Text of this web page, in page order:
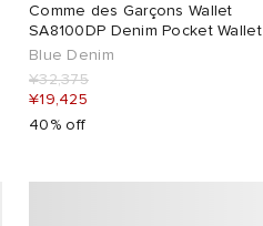
Comme des Garçons Wallet
SA8100DP Denim Pocket Wallet
Blue Denim
¥32,375
¥19,425
40% off